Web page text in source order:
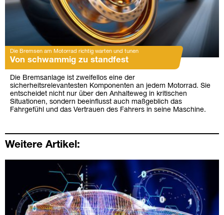
Die Bremsen am Motorrad richtig warten und tunen
Von schwammig zu standfest
Die Bremsanlage ist zweifellos eine der
sicherheitsrelevantesten Komponenten an jedem Motorrad. Sie
entscheidet nicht nur über den Anhalteweg in kritischen
Situationen, sondern beeinflusst auch maßgeblich das
Fahrgefühl und das Vertrauen des Fahrers in seine Maschine.
Weitere Artikel: